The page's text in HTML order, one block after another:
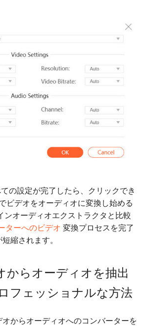
の設定が完了したら、クリックでき
ビデオをオーディオに変換し始める
ンオーディオエクストラクタと比較
ターへのビデオ 変換プロセスを完了
縮されます。
からオーディオを抽出
フェッショナルな方法
からオーディオへのコンバーターを